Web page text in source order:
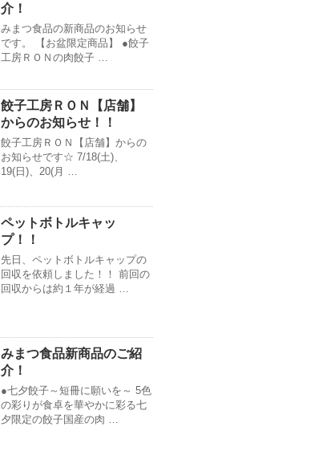
介！
みまつ食品の新商品のお知らせ
です。 【お盆限定商品】 ●餃子
工房ＲＯＮの肉餃子 …
餃子工房ＲＯＮ【店舗】
からのお知らせ！！
餃子工房ＲＯＮ【店舗】からの
お知らせです☆ 7/18(土)、
19(日)、20(月 …
ペットボトルキャッ
プ！！
先日、ペットボトルキャップの
回収を依頼しました！！ 前回の
回収からは約１年が経過 …
みまつ食品新商品のご紹
介！
●七夕餃子～短冊に願いを～ 5色
の彩りが食卓を華やかに彩る七
夕限定の餃子国産の肉 …